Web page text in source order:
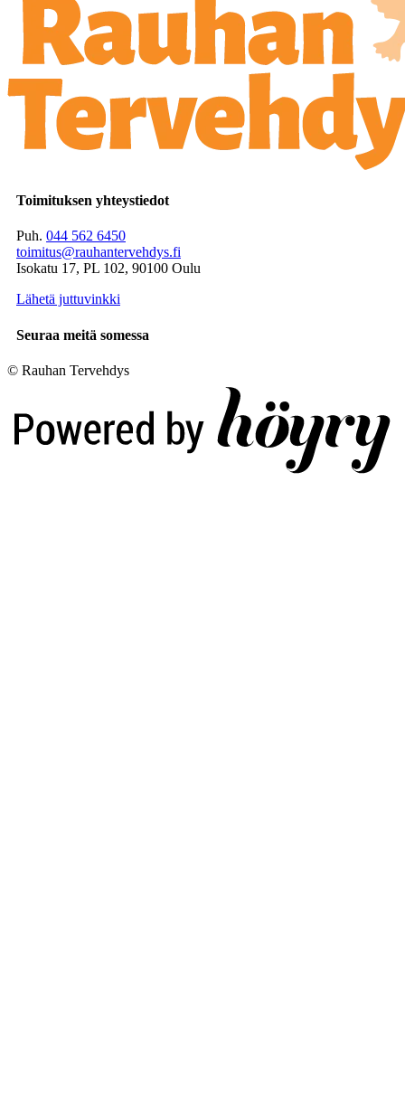
Toimituksen yhteystiedot
Puh. 044 562 6450
toimitus@rauhantervehdys.fi
Isokatu 17, PL 102, 90100 Oulu
Lähetä juttuvinkki
Seuraa meitä somessa
© Rauhan Tervehdys